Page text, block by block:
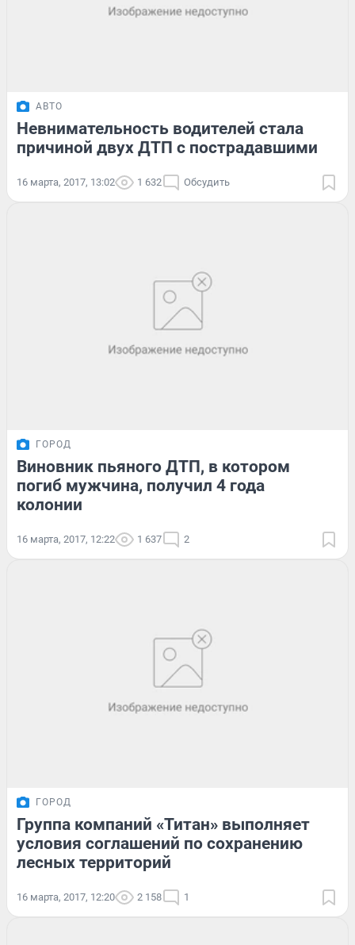
АВТО
Невнимательность водителей стала
причиной двух ДТП с пострадавшими
16 марта, 2017, 13:02 1 632 Обсудить
ГОРОД
Виновник пьяного ДТП, в котором
погиб мужчина, получил 4 года
колонии
16 марта, 2017, 12:22 1 637 2
ГОРОД
Группа компаний «Титан» выполняет
условия соглашений по сохранению
лесных территорий
16 марта, 2017, 12:20 2 158 1